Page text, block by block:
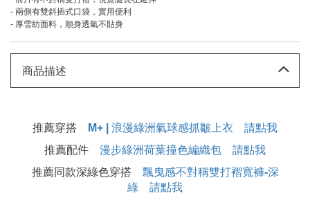
- 兩側有雙斜插式口袋，實用便利
- 厚雪紡面料，順身透氣不貼身
商品描述
推薦穿搭
M+ | 浪漫綠洲氣球感抓皺上衣 請點我
推薦配件 漫步綠洲荷葉撞色編織包 請點我
推薦同款深綠色穿搭 飄曳感不對稱雙打褶寬褲-深
綠 請點我